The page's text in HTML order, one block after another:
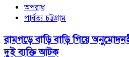
অপরাধ
পার্বত্য চট্টগ্রাম
রামগড়ে বাড়ি বাড়ি গিয়ে
দুই ব্যক্তি আটক